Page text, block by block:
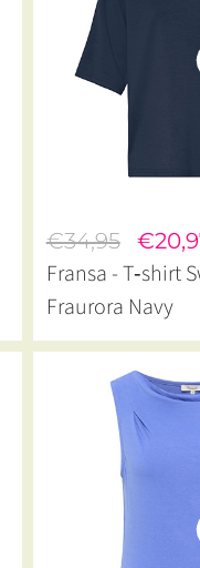
€34,95
Fransa - T‑shirt
Fraurora Navy